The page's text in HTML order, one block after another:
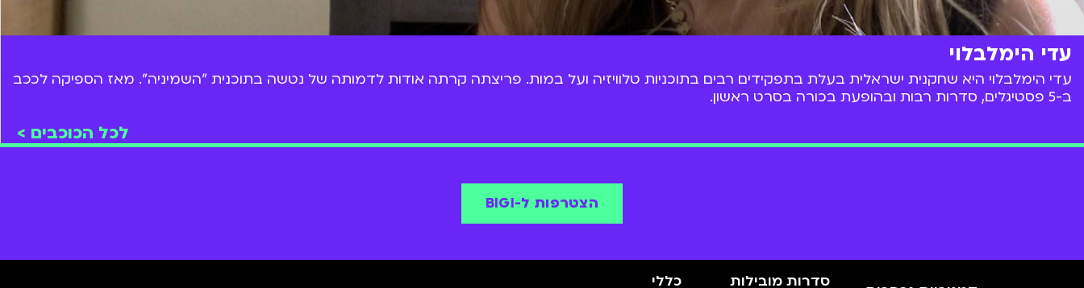
עדי הימלבלוי
עדי הימלבלוי היא שחקנית ישראלית בעלת בתפקידים רבים בתוכניות טלוויזיה ועל במות. פריצתה קרתה אודות לדמותה של נטשה בתוכנית "השמיניה". מאז הספיקה לככב
ב-5 פסטיגלים, סדרות רבות ובהופעת בכורה בסרט ראשון.
לכל הכוכבים >
הצטרפות ל-BIGI
סדרות מובילות כללי